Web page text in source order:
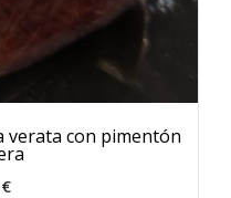
verata con pimentón
€